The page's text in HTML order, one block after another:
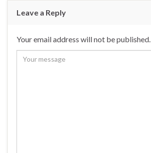
Leave a Reply
Your email address will not be published.